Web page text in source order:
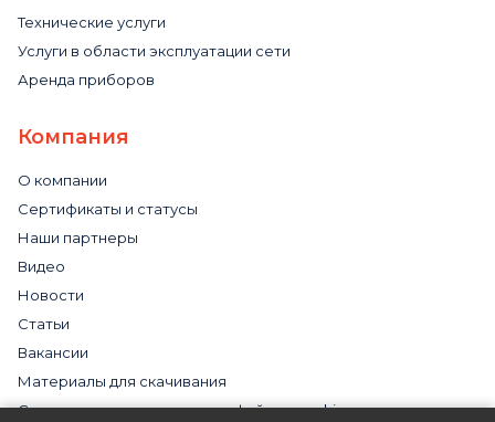
Технические услуги
Услуги в области эксплуатации сети
Аренда приборов
Компания
О компании
Сертификаты и статусы
Наши партнеры
Видео
Новости
Статьи
Вакансии
Материалы для скачивания
Cогласие на использование файлов cookies